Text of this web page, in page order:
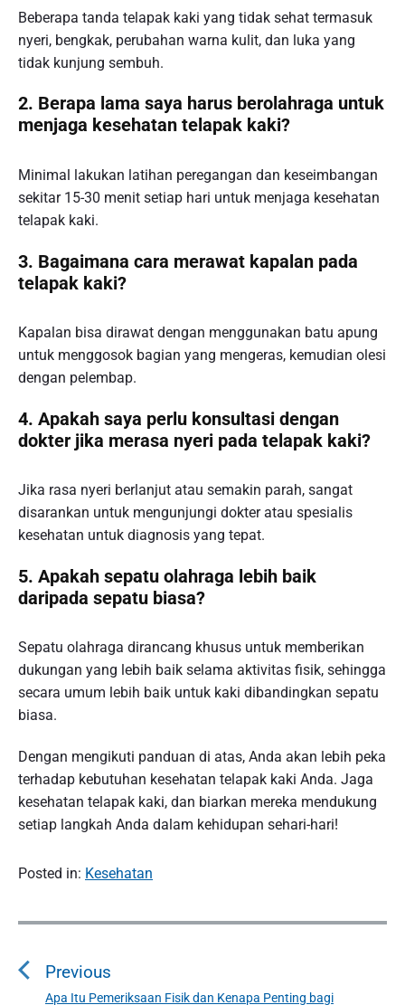
Beberapa tanda telapak kaki yang tidak sehat termasuk
nyeri, bengkak, perubahan warna kulit, dan luka yang
tidak kunjung sembuh.
2. Berapa lama saya harus berolahraga untuk
menjaga kesehatan telapak kaki?
Minimal lakukan latihan peregangan dan keseimbangan
sekitar 15-30 menit setiap hari untuk menjaga kesehatan
telapak kaki.
3. Bagaimana cara merawat kapalan pada
telapak kaki?
Kapalan bisa dirawat dengan menggunakan batu apung
untuk menggosok bagian yang mengeras, kemudian olesi
dengan pelembap.
4. Apakah saya perlu konsultasi dengan
dokter jika merasa nyeri pada telapak kaki?
Jika rasa nyeri berlanjut atau semakin parah, sangat
disarankan untuk mengunjungi dokter atau spesialis
kesehatan untuk diagnosis yang tepat.
5. Apakah sepatu olahraga lebih baik
daripada sepatu biasa?
Sepatu olahraga dirancang khusus untuk memberikan
dukungan yang lebih baik selama aktivitas fisik, sehingga
secara umum lebih baik untuk kaki dibandingkan sepatu
biasa.
Dengan mengikuti panduan di atas, Anda akan lebih peka
terhadap kebutuhan kesehatan telapak kaki Anda. Jaga
kesehatan telapak kaki, dan biarkan mereka mendukung
setiap langkah Anda dalam kehidupan sehari-hari!
Posted in: Kesehatan
P
s
Previous
P
Apa Itu Pemeriksaan Fisik dan Kenapa Penting bagi